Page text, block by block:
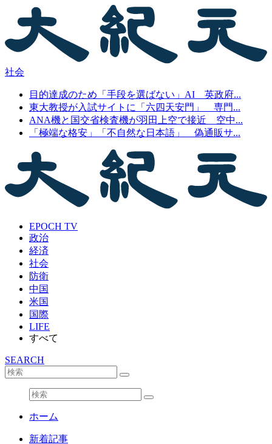
社会
目的達成のため「手段を選ばない」AI 英政府...
東大教授が入試サイトに「六四天安門」 専門...
ANA機と国交省検査機が羽田上空で接近 空中...
「極端な格安」「不自然な日本語」 偽通販サ...
EPOCH TV
政治
経済
社会
防衛
中国
米国
国際
LIFE
すべて
SEARCH
ホーム
新着記事